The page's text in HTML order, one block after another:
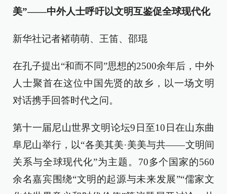
美”——中外人士呼吁以文明互鉴促全球现代化
新华社记者褚萌萌、王笛、邵琨
在孔子提出“和而不同”思想的2500余年后，中外
人士聚首在这位中国先贤的故乡，以一场文明
对话携手回答时代之问。
第十一届尼山世界文明论坛9日至10日在山东曲
阜尼山举行，以“各美其美·美美与共——文明间
关系与全球现代化”为主题。70多个国家的560
余名嘉宾围绕“文明的起源与未来发展”“儒家文